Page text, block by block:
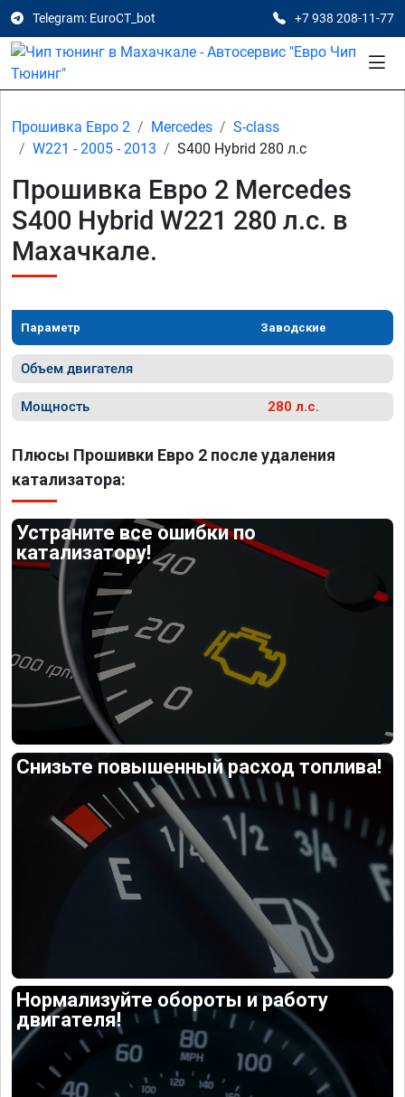
Telegram: EuroCT_bot +7 938 208-11-77
Прошивка Евро 2 Mercedes
S-class
W221 - 2005 - 2013
S400 Hybrid 280 л.с
Прошивка Евро 2 Mercedes
S400 Hybrid W221 280 л.с. в
Махачкале.
Параметр Заводские
Объем двигателя
Мощность 280 л.с.
Плюсы Прошивки Евро 2 после удаления
катализатора:
Устраните все ошибки по
катализатору!
Снизьте повышенный расход топлива!
Нормализуйте обороты и работу
двигателя!